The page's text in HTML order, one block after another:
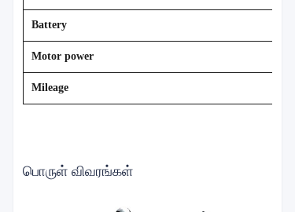
Battery
Motor power
Mileage
பொருள் விவரங்கள்